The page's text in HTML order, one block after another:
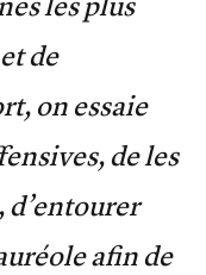
de
on essaie
de les
afin de